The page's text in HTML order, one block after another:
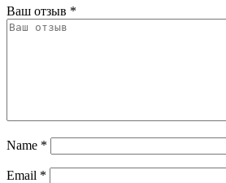
Ваш отзыв *
Name *
Email *